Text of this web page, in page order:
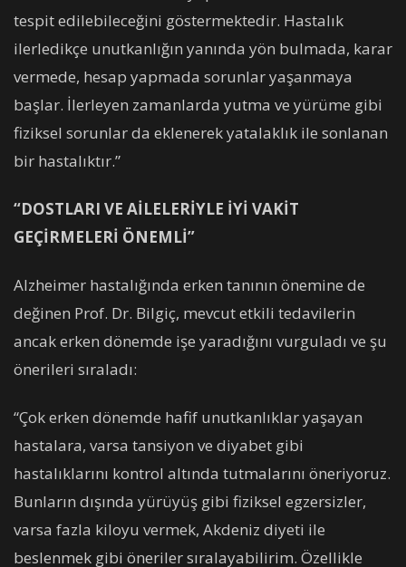
tespit edilebileceğini göstermektedir. Hastalık
ilerledikçe unutkanlığın yanında yön bulmada, karar
vermede, hesap yapmada sorunlar yaşanmaya
başlar. İlerleyen zamanlarda yutma ve yürüme gibi
fiziksel sorunlar da eklenerek yatalaklık ile sonlanan
bir hastalıktır.”
“DOSTLARI VE AİLELERİYLE İYİ VAKİT
GEÇİRMELERİ ÖNEMLİ”
Alzheimer hastalığında erken tanının önemine de
değinen Prof. Dr. Bilgiç, mevcut etkili tedavilerin
ancak erken dönemde işe yaradığını vurguladı ve şu
önerileri sıraladı:
“Çok erken dönemde hafif unutkanlıklar yaşayan
hastalara, varsa tansiyon ve diyabet gibi
hastalıklarını kontrol altında tutmalarını öneriyoruz.
Bunların dışında yürüyüş gibi fiziksel egzersizler,
varsa fazla kiloyu vermek, Akdeniz diyeti ile
beslenmek gibi öneriler sıralayabilirim. Özellikle